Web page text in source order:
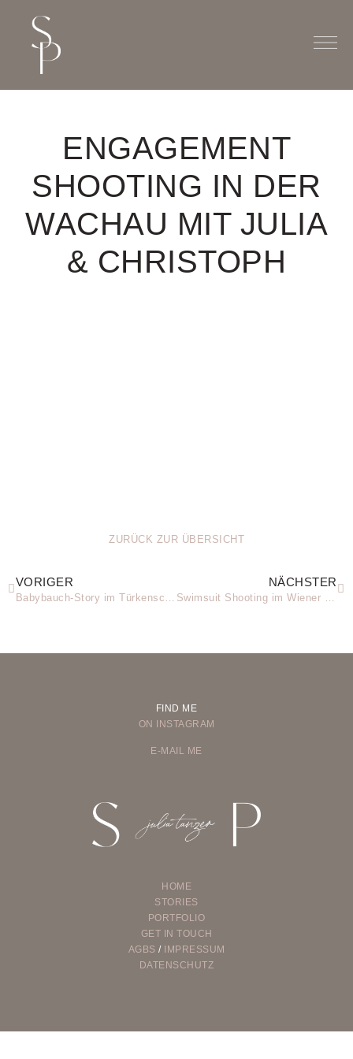
ENGAGEMENT
SHOOTING IN DER
WACHAU MIT JULIA
& CHRISTOPH
ZURÜCK ZUR ÜBERSICHT
VORIGER NÄCHSTER
FIND ME
ON INSTAGRAM
E-MAIL ME
HOME
STORIES
PORTFOLIO
GET IN TOUCH
AGBS / IMPRESSUM
DATENSCHUTZ